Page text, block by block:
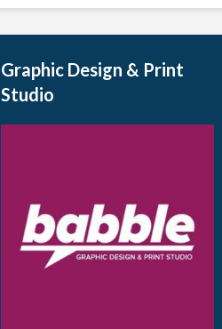
Graphic Design & Print
Studio